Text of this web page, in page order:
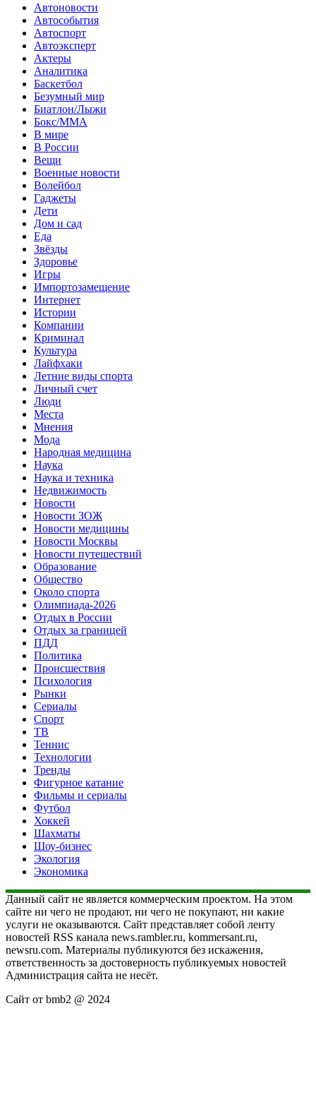
Автоновости
Автособытия
Автоспорт
Автоэксперт
Актеры
Аналитика
Баскетбол
Безумный мир
Биатлон/Лыжи
Бокс/MMA
В мире
В России
Вещи
Военные новости
Волейбол
Гаджеты
Дети
Дом и сад
Еда
Звёзды
Здоровье
Игры
Импортозамещение
Интернет
Истории
Компании
Криминал
Культура
Лайфхаки
Летние виды спорта
Личный счет
Люди
Места
Мнения
Мода
Народная медицина
Наука
Наука и техника
Недвижимость
Новости
Новости ЗОЖ
Новости медицины
Новости Москвы
Новости путешествий
Образование
Общество
Около спорта
Олимпиада-2026
Отдых в России
Отдых за границей
ПДД
Политика
Происшествия
Психология
Рынки
Сериалы
Спорт
ТВ
Теннис
Технологии
Тренды
Фигурное катание
Фильмы и сериалы
Футбол
Хоккей
Шахматы
Шоу-бизнес
Экология
Экономика
Данный сайт не является коммерческим проектом. На этом
сайте ни чего не продают, ни чего не покупают, ни какие
услуги не оказываются. Сайт представляет собой ленту
новостей RSS канала news.rambler.ru, kommersant.ru,
newsru.com. Материалы публикуются без искажения,
ответственность за достоверность публикуемых новостей
Администрация сайта не несёт.
Сайт от bmb2 @ 2024